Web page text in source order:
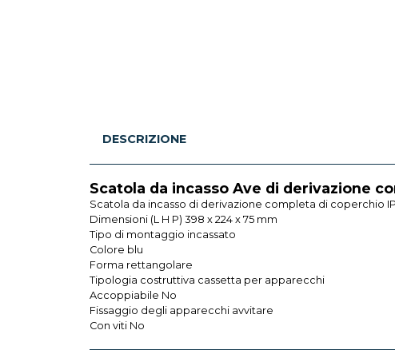
DESCRIZIONE
Scatola da incasso Ave di derivazione
Scatola da incasso di derivazione completa di coperchio
Dimensioni (L H P) 398 x 224 x 75 mm
Tipo di montaggio incassato
Colore blu
Forma rettangolare
Tipologia costruttiva cassetta per apparecchi
Accoppiabile No
Fissaggio degli apparecchi avvitare
Con viti No